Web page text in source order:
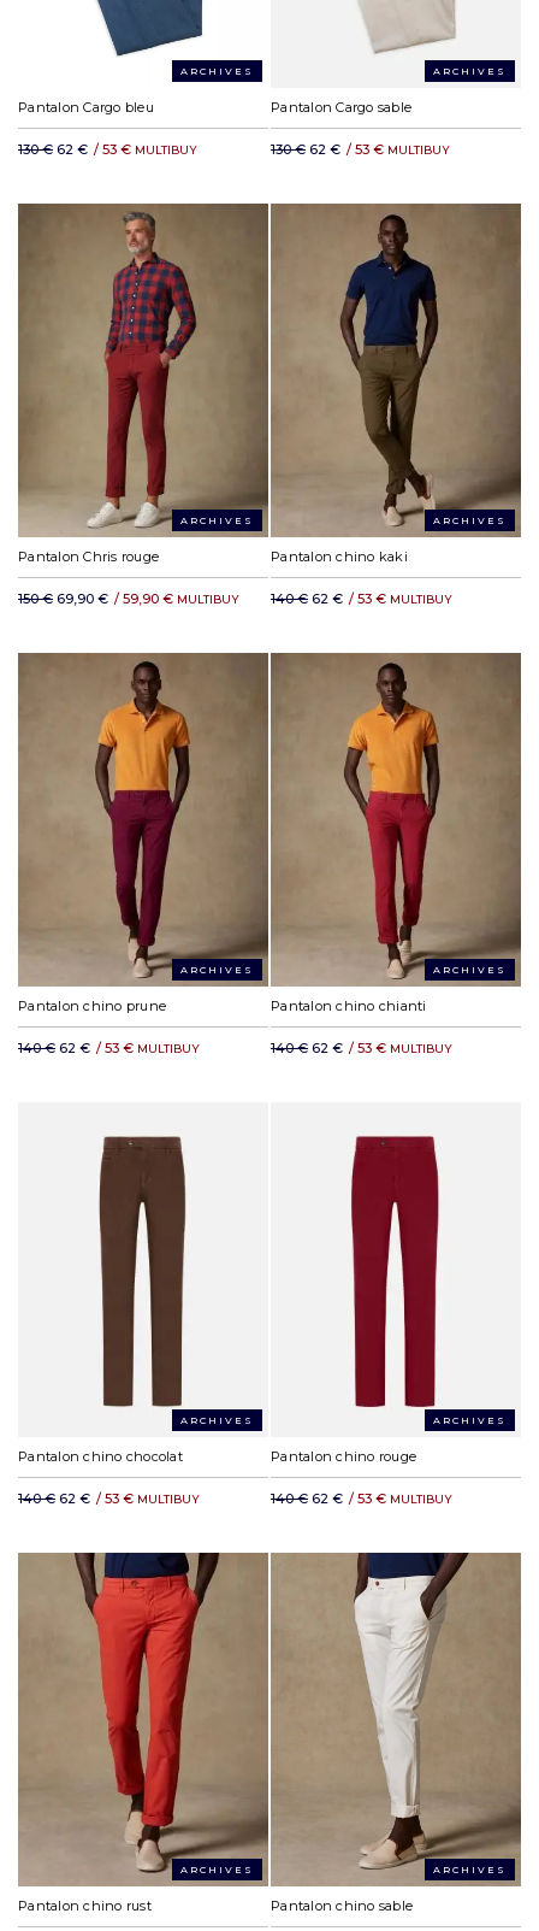
ARCHIVES
Pantalon Cargo bleu
130 € 62 € /53 € MULTIBUY
ARCHIVES
Pantalon Cargo sable
130 € 62 € /53 € MULTIBUY
ARCHIVES
Pantalon Chris rouge
150 € 69,90 € / 59,90 € MULTIBUY
ARCHIVES
Pantalon chino kaki
140 € 62 € / 53 € MULTIBUY
ARCHIVES
Pantalon chino prune
140 € 62 € / 53 € MULTIBUY
ARCHIVES
Pantalon chino chianti
140 € 62 € / 53 € MULTIBUY
ARCHIVES
Pantalon chino chocolat
140 € 62 € /53 € MULTIBUY
ARCHIVES
Pantalon chino rouge
140 € 62 € /53 € MULTIBUY
ARCHIVES
Pantalon chino rust
ARCHIVES
Pantalon chino sable